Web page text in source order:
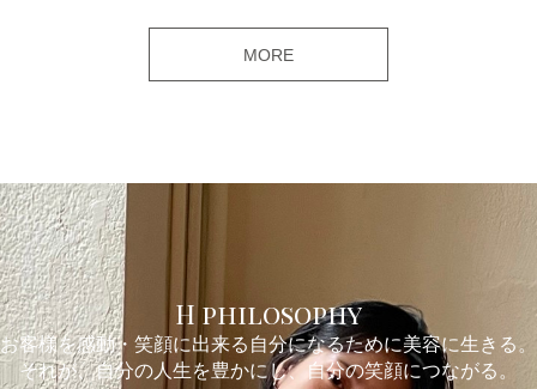
MORE
H philosophy
お客様を感動・笑顔に出来る自分になるために美容に生きる。
それが、自分の人生を豊かにし、自分の笑顔につながる。